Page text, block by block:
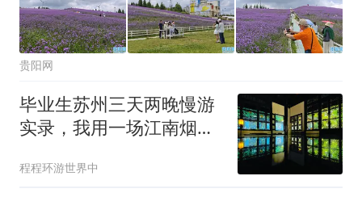
贵阳网
毕业生苏州三天两晚慢游
实录，我用一场江南烟雨
程程环游世界中